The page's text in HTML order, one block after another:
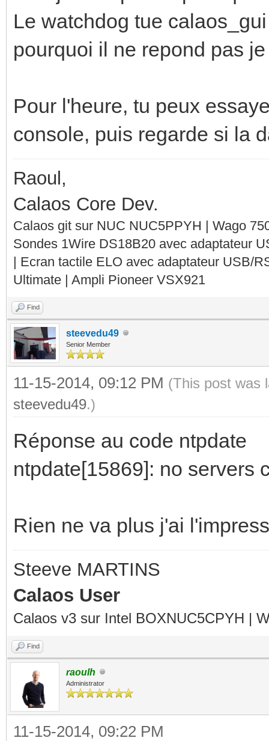
Le watchdog tue
pourquoi il ne repond pas
Pour l'heure, tu peux
console, puis regarde si la
Raoul,
Calaos Core Dev.
Calaos git sur NUC NUC5PPYH | Wago
Sondes 1Wire DS18B20 avec adaptateur
| Ecran tactile ELO avec adaptateur USB/
Ultimate | Ampli Pioneer VSX921
Find
steevedu49
Senior Member
11-15-2014, 09:12 PM (This post was
steevedu49.)
Réponse au code ntpdate
ntpdate[15869]: no servers
Rien ne va plus j'ai
Steeve MARTINS
Calaos User
Calaos v3 sur Intel BOXNUC5CPYH |
Find
raoulh
Administrator
11-15-2014, 09:22 PM